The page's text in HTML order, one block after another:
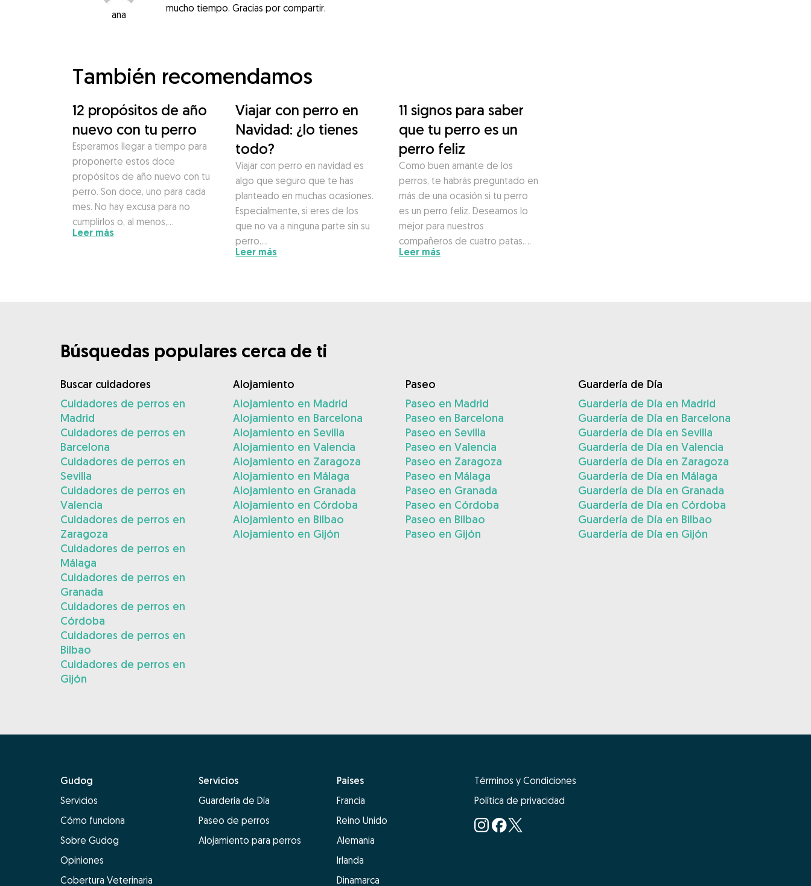
ana
mucho tiempo. Gracias por compartir.
También recomendamos
12 propósitos de año
nuevo con tu perro
Esperamos llegar a tiempo para
proponerte estos doce
propósitos de año nuevo con tu
perro. Son doce, uno para cada
mes. No hay excusa para no
cumplirlos o, al menos,…
Leer más
Viajar con perro en
Navidad: ¿lo tienes
todo?
Viajar con perro en navidad es
algo que seguro que te has
planteado en muchas ocasiones.
Especialmente, si eres de los
que no va a ninguna parte sin su
perro….
Leer más
11 signos para saber
que tu perro es un
perro feliz
Como buen amante de los
perros, te habrás preguntado en
más de una ocasión si tu perro
es un perro feliz. Deseamos lo
mejor para nuestros
compañeros de cuatro patas….
Leer más
Búsquedas populares cerca de ti
Buscar cuidadores
Cuidadores de perros en
Madrid
Cuidadores de perros en
Barcelona
Cuidadores de perros en
Sevilla
Cuidadores de perros en
Valencia
Cuidadores de perros en
Zaragoza
Cuidadores de perros en
Málaga
Cuidadores de perros en
Granada
Cuidadores de perros en
Córdoba
Cuidadores de perros en
Bilbao
Cuidadores de perros en
Gijón
Alojamiento
Alojamiento en Madrid
Alojamiento en Barcelona
Alojamiento en Sevilla
Alojamiento en Valencia
Alojamiento en Zaragoza
Alojamiento en Málaga
Alojamiento en Granada
Alojamiento en Córdoba
Alojamiento en Bilbao
Alojamiento en Gijón
Paseo
Paseo en Madrid
Paseo en Barcelona
Paseo en Sevilla
Paseo en Valencia
Paseo en Zaragoza
Paseo en Málaga
Paseo en Granada
Paseo en Córdoba
Paseo en Bilbao
Paseo en Gijón
Guardería de Día
Guardería de Día en Madrid
Guardería de Día en Barcelona
Guardería de Día en Sevilla
Guardería de Día en Valencia
Guardería de Día en Zaragoza
Guardería de Día en Málaga
Guardería de Día en Granada
Guardería de Día en Córdoba
Guardería de Día en Bilbao
Guardería de Día en Gijón
Gudog
Servicios
Cómo funciona
Sobre Gudog
Opiniones
Cobertura Veterinaria
Servicios
Guardería de Día
Paseo de perros
Alojamiento para perros
Países
Francia
Reino Unido
Alemania
Irlanda
Dinamarca
Términos y Condiciones
Política de privacidad